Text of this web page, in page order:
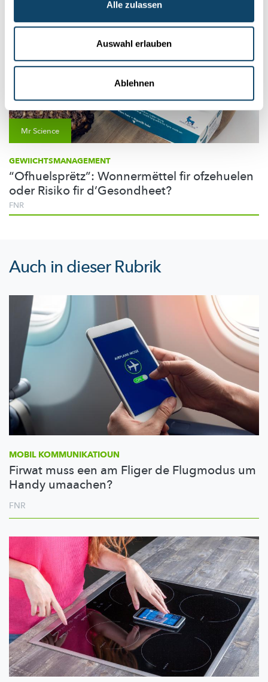
Alle zulassen
Auswahl erlauben
Ablehnen
Mr Science
GEWIICHTSMANAGEMENT
“Ofhuelsprëtz”: Wonnermëttel fir ofzehuelen
oder Risiko fir d’Gesondheet?
FNR
Auch in dieser Rubrik
MOBIL KOMMUNIKATIOUN
Firwat muss een am Fliger de Flugmodus um
Handy umaachen?
FNR